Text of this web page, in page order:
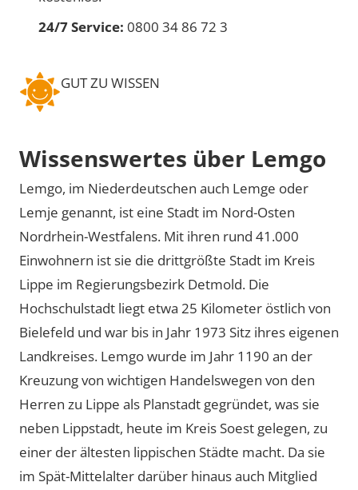
24/7 Service: 0800 34 86 72 3
GUT ZU WISSEN
Wissenswertes über Lemgo
Lemgo, im Niederdeutschen auch Lemge oder
Lemje genannt, ist eine Stadt im Nord-Osten
Nordrhein-Westfalens. Mit ihren rund 41.000
Einwohnern ist sie die drittgrößte Stadt im Kreis
Lippe im Regierungsbezirk Detmold. Die
Hochschulstadt liegt etwa 25 Kilometer östlich von
Bielefeld und war bis in Jahr 1973 Sitz ihres eigenen
Landkreises. Lemgo wurde im Jahr 1190 an der
Kreuzung von wichtigen Handelswegen von den
Herren zu Lippe als Planstadt gegründet, was sie
neben Lippstadt, heute im Kreis Soest gelegen, zu
einer der ältesten lippischen Städte macht. Da sie
im Spät-Mittelalter darüber hinaus auch Mitglied